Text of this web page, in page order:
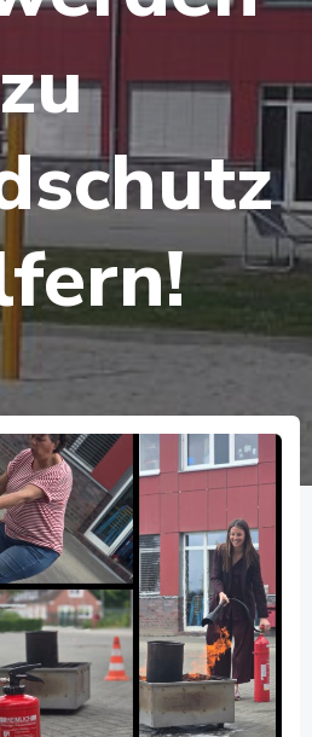
zu